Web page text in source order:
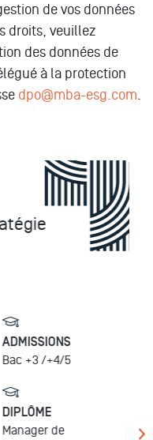
de vos données
droits, veuillez
des données de
à la protection
dpo@mba-esg.com
+3 /+4/5
de